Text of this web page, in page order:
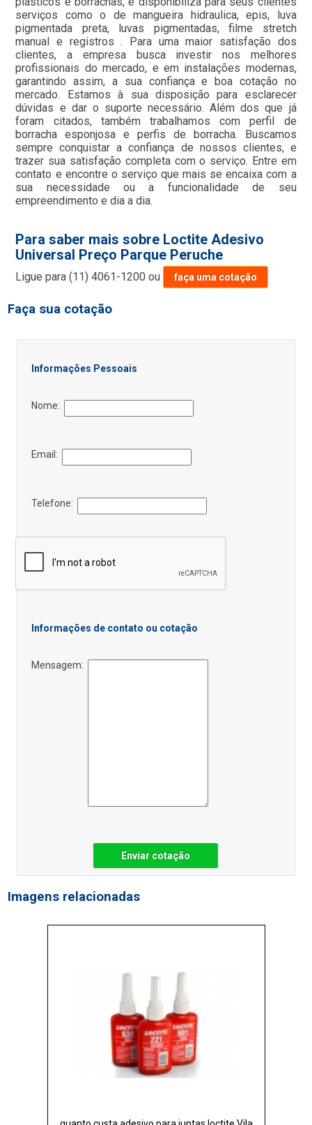
serviços como o de mangueira hidraulica, epis, luva
pigmentada preta, luvas pigmentadas, filme stretch
manual e registros . Para uma maior satisfação dos
clientes, a empresa busca investir nos melhores
profissionais do mercado, e em instalações modernas,
garantindo assim, a sua confiança e boa cotação no
mercado. Estamos à sua disposição para esclarecer
dúvidas e dar o suporte necessário. Além dos que já
foram citados, também trabalhamos com perfil de
borracha esponjosa e perfis de borracha. Buscamos
sempre conquistar a confiança de nossos clientes, e
trazer sua satisfação completa com o serviço. Entre em
contato e encontre o serviço que mais se encaixa com a
sua necessidade ou a funcionalidade de seu
empreendimento e dia a dia.
Para saber mais sobre Loctite Adesivo
Universal Preço Parque Peruche
Ligue para(11) 4061-1200 ou faça uma cotação
Faça sua cotação
Informações Pessoais
Nome:
Email:
Telefone:
Informações de contato ou cotação
Mensagem:
Enviar cotação
Imagens relacionadas